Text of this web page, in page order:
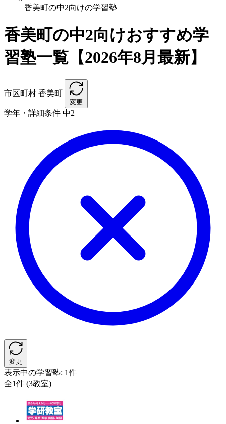
香美町の中2向けの学習塾
香美町の中2向けおすすめ学
習塾一覧【2026年8月最新】
市区町村 香美町
変更
学年・詳細条件 中2
変更
表示中の学習塾: 1件
全1件 (3教室)